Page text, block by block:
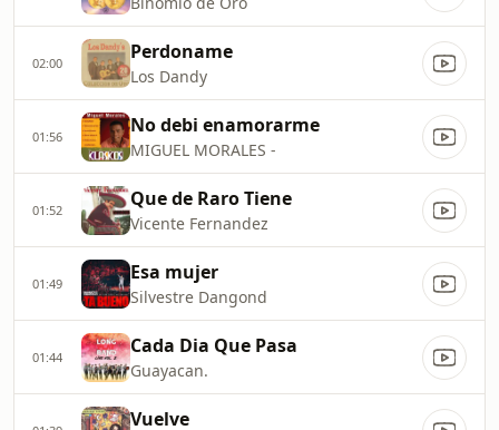
02:00 Perdoname
Los Dandy
01:56 No debi enamorarme
MIGUEL MORALES -
01:52 Que de Raro Tiene
Vicente Fernandez
01:49 Esa mujer
Silvestre Dangond
01:44 Cada Dia Que Pasa
Guayacan.
Vuelve